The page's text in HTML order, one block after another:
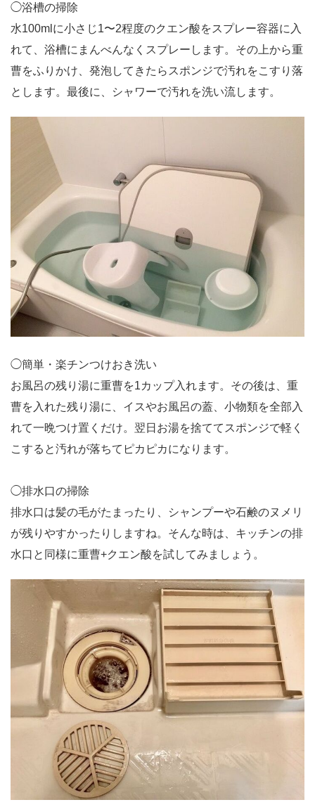
◯浴槽の掃除
水100mlに小さじ1〜2程度のクエン酸をスプレー容器に入
れて、浴槽にまんべんなくスプレーします。その上から重
曹をふりかけ、発泡してきたらスポンジで汚れをこすり落
とします。最後に、シャワーで汚れを洗い流します。
◯簡単・楽チンつけおき洗い
お風呂の残り湯に重曹を1カップ入れます。その後は、重
曹を入れた残り湯に、イスやお風呂の蓋、小物類を全部入
れて一晩つけ置くだけ。翌日お湯を捨ててスポンジで軽く
こすると汚れが落ちてピカピカになります。
◯排水口の掃除
排水口は髪の毛がたまったり、シャンプーや石鹸のヌメリ
が残りやすかったりしますね。そんな時は、キッチンの排
水口と同様に重曹+クエン酸を試してみましょう。